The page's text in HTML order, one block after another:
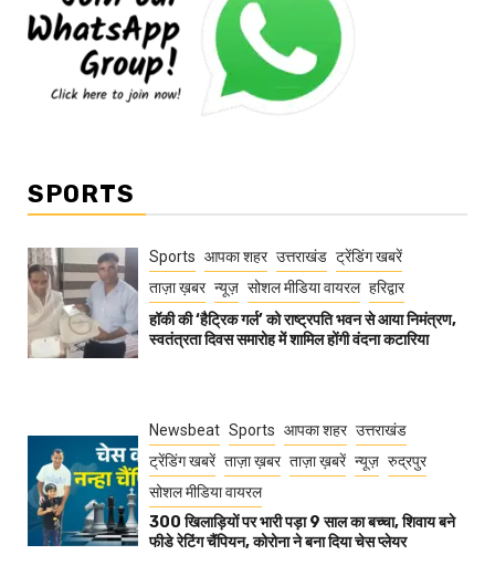
SPORTS
Sports आपका शहर उत्तराखंड ट्रेंडिंग खबरें
ताज़ा ख़बर न्यूज़ सोशल मीडिया वायरल हरिद्वार
हॉकी की ‘हैट्रिक गर्ल’ को राष्ट्रपति भवन से आया निमंत्रण,
स्वतंत्रता दिवस समारोह में शामिल होंगी वंदना कटारिया
Newsbeat Sports आपका शहर उत्तराखंड
ट्रेंडिंग खबरें ताज़ा ख़बर ताज़ा ख़बरें न्यूज़ रुद्रपुर
सोशल मीडिया वायरल
300 खिलाड़ियों पर भारी पड़ा 9 साल का बच्चा, शिवाय बने
फीडे रेटिंग चैंपियन, कोरोना ने बना दिया चेस प्लेयर